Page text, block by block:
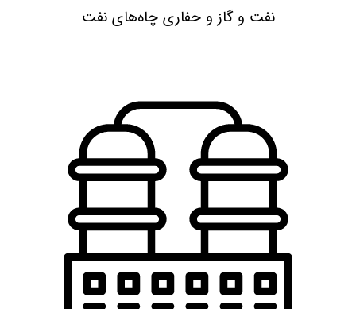
نفت و گاز و حفاری چاه‌های نفت